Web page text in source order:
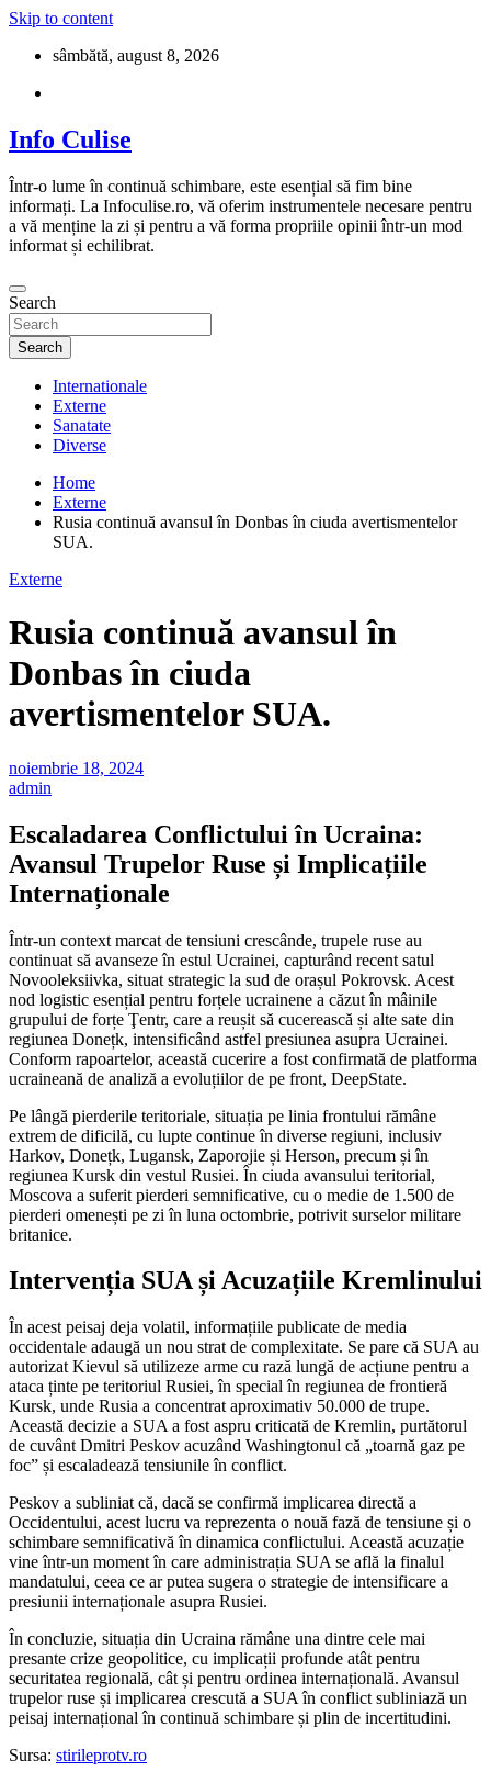
Skip to content
sâmbătă, august 8, 2026
Info Culise
Într-o lume în continuă schimbare, este esențial să fim bine
informați. La Infoculise.ro, vă oferim instrumentele necesare pentru
a vă menține la zi și pentru a vă forma propriile opinii într-un mod
informat și echilibrat.
Search
Search
Internationale
Externe
Sanatate
Diverse
Home
Externe
Rusia continuă avansul în Donbas în ciuda avertismentelor
SUA.
Externe
Rusia continuă avansul în
Donbas în ciuda
avertismentelor SUA.
noiembrie 18, 2024
admin
Escaladarea Conflictului în Ucraina:
Avansul Trupelor Ruse și Implicațiile
Internaționale
Într-un context marcat de tensiuni crescânde, trupele ruse au
continuat să avanseze în estul Ucrainei, capturând recent satul
Novooleksiivka, situat strategic la sud de orașul Pokrovsk. Acest
nod logistic esențial pentru forțele ucrainene a căzut în mâinile
grupului de forțe Ţentr, care a reușit să cucerească și alte sate din
regiunea Donețk, intensificând astfel presiunea asupra Ucrainei.
Conform rapoartelor, această cucerire a fost confirmată de platforma
ucraineană de analiză a evoluțiilor de pe front, DeepState.
Pe lângă pierderile teritoriale, situația pe linia frontului rămâne
extrem de dificilă, cu lupte continue în diverse regiuni, inclusiv
Harkov, Donețk, Lugansk, Zaporojie și Herson, precum și în
regiunea Kursk din vestul Rusiei. În ciuda avansului teritorial,
Moscova a suferit pierderi semnificative, cu o medie de 1.500 de
pierderi omenești pe zi în luna octombrie, potrivit surselor militare
britanice.
Intervenția SUA și Acuzațiile Kremlinului
În acest peisaj deja volatil, informațiile publicate de media
occidentale adaugă un nou strat de complexitate. Se pare că SUA au
autorizat Kievul să utilizeze arme cu rază lungă de acțiune pentru a
ataca ținte pe teritoriul Rusiei, în special în regiunea de frontieră
Kursk, unde Rusia a concentrat aproximativ 50.000 de trupe.
Această decizie a SUA a fost aspru criticată de Kremlin, purtătorul
de cuvânt Dmitri Peskov acuzând Washingtonul că „toarnă gaz pe
foc” și escaladează tensiunile în conflict.
Peskov a subliniat că, dacă se confirmă implicarea directă a
Occidentului, acest lucru va reprezenta o nouă fază de tensiune și o
schimbare semnificativă în dinamica conflictului. Această acuzație
vine într-un moment în care administrația SUA se află la finalul
mandatului, ceea ce ar putea sugera o strategie de intensificare a
presiunii internaționale asupra Rusiei.
În concluzie, situația din Ucraina rămâne una dintre cele mai
presante crize geopolitice, cu implicații profunde atât pentru
securitatea regională, cât și pentru ordinea internațională. Avansul
trupelor ruse și implicarea crescută a SUA în conflict subliniază un
peisaj internațional în continuă schimbare și plin de incertitudini.
Sursa: stirileprotv.ro